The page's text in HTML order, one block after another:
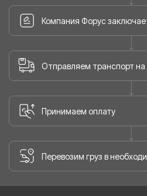
Компания Форус
Отправляем транспорт на
Принимаем оплату
Перевозим груз в